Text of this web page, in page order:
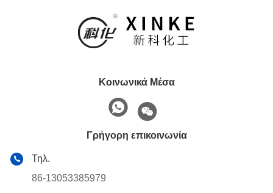
Κοινωνικά Μέσα
Γρήγορη επικοινωνία
Τηλ.
86-13053385979